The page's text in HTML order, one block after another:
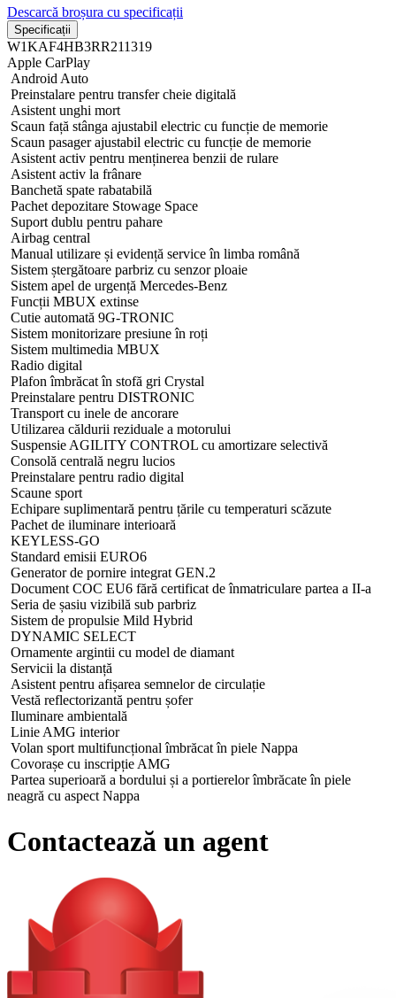
Descarcă broșura cu specificații
Specificații
W1KAF4HB3RR211319
Apple CarPlay
Android Auto
Preinstalare pentru transfer cheie digitală
Asistent unghi mort
Scaun față stânga ajustabil electric cu funcție de memorie
Scaun pasager ajustabil electric cu funcție de memorie
Asistent activ pentru menținerea benzii de rulare
Asistent activ la frânare
Banchetă spate rabatabilă
Pachet depozitare Stowage Space
Suport dublu pentru pahare
Airbag central
Manual utilizare și evidență service în limba română
Sistem ștergătoare parbriz cu senzor ploaie
Sistem apel de urgență Mercedes-Benz
Funcții MBUX extinse
Cutie automată 9G-TRONIC
Sistem monitorizare presiune în roți
Sistem multimedia MBUX
Radio digital
Plafon îmbrăcat în stofă gri Crystal
Preinstalare pentru DISTRONIC
Transport cu inele de ancorare
Utilizarea căldurii reziduale a motorului
Suspensie AGILITY CONTROL cu amortizare selectivă
Consolă centrală negru lucios
Preinstalare pentru radio digital
Scaune sport
Echipare suplimentară pentru țările cu temperaturi scăzute
Pachet de iluminare interioară
KEYLESS-GO
Standard emisii EURO6
Generator de pornire integrat GEN.2
Document COC EU6 fără certificat de înmatriculare partea a II-a
Seria de șasiu vizibilă sub parbriz
Sistem de propulsie Mild Hybrid
DYNAMIC SELECT
Ornamente argintii cu model de diamant
Servicii la distanță
Asistent pentru afișarea semnelor de circulație
Vestă reflectorizantă pentru șofer
Iluminare ambientală
Linie AMG interior
Volan sport multifuncțional îmbrăcat în piele Nappa
Covorașe cu inscripție AMG
Partea superioară a bordului și a portierelor îmbrăcate în piele
neagră cu aspect Nappa
Grilă radiator design Mercedes-Benz
Pachet AMG Styling
Jante AMG din aliaj 18" design 5 spițe
Sistem de frânare cu discuri de dimensiuni mărite pe puntea față
Pachet Premium
Integrare smartphone
Pachet memorie
Scanner amprentă
Display șofer
Sistem de climatizare automată THERMATIC
Contactează un agent